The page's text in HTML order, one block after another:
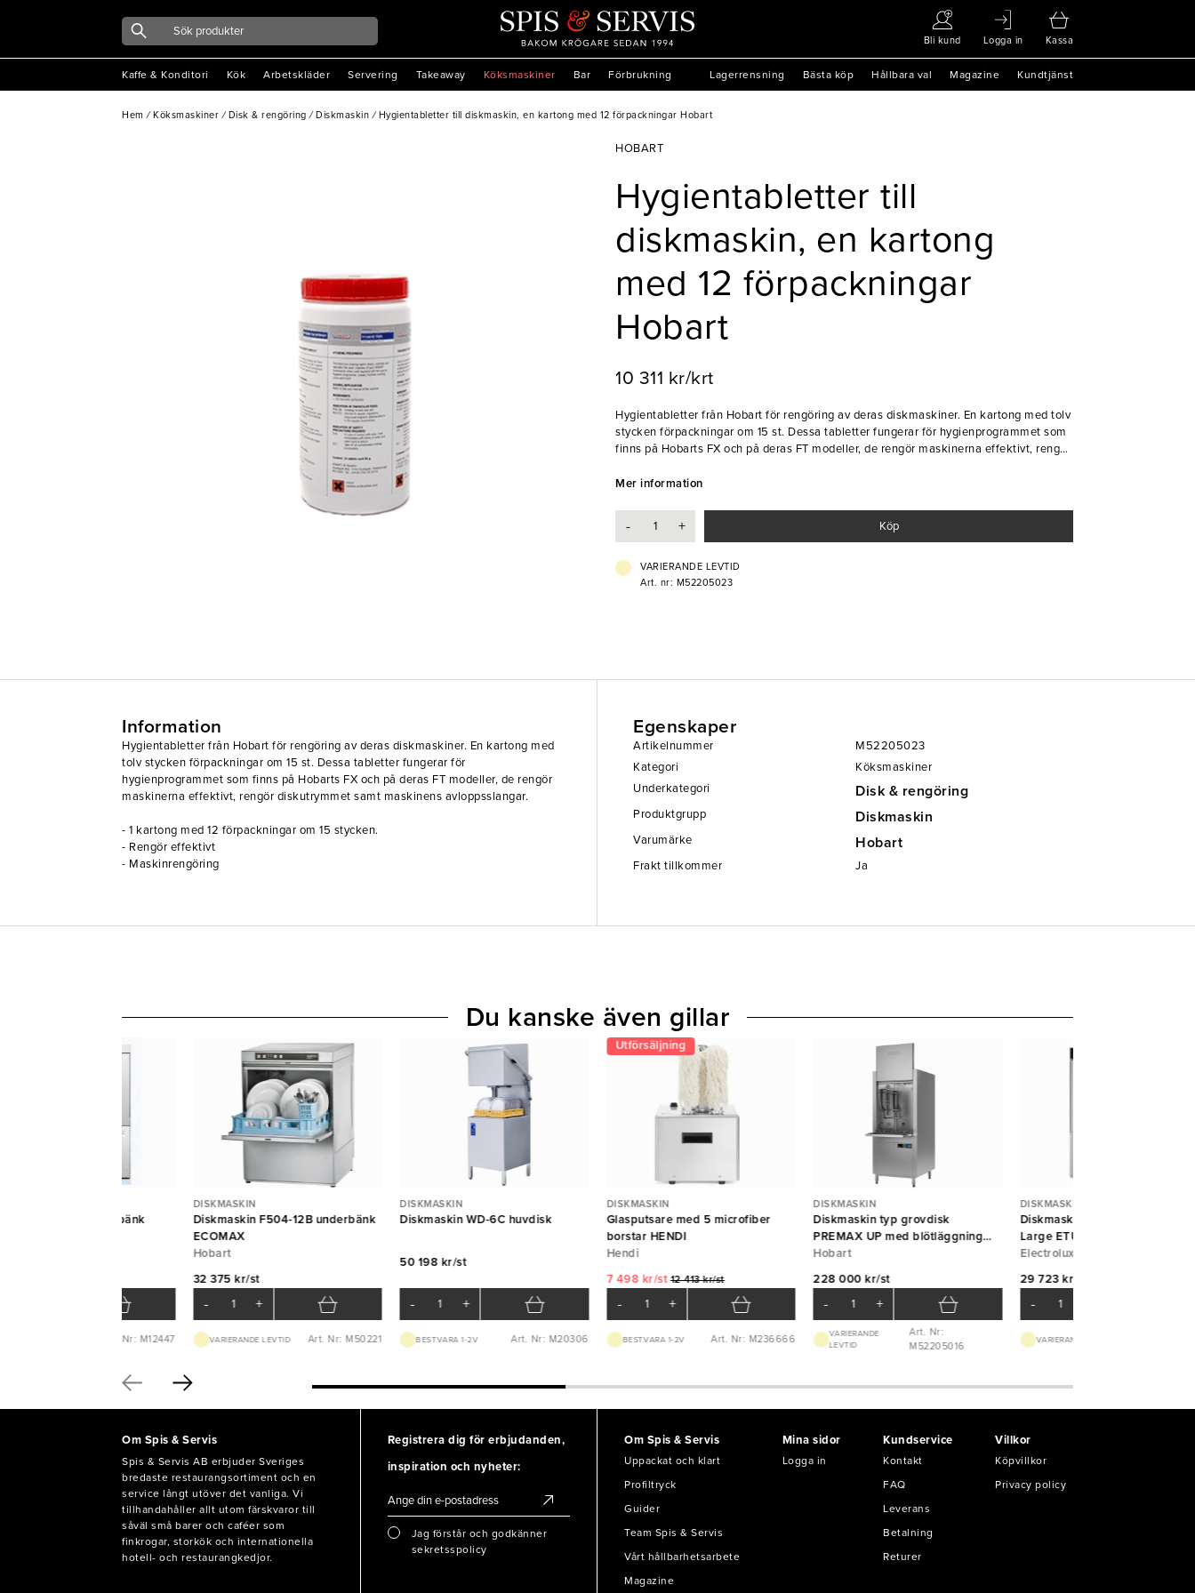
Bli kund Logga in Kassa
Kaffe & Konditori Kök Arbetskläder Servering Takeaway Köksmaskiner Bar Förbrukning Lagerrensning Bästa köp Hållbara val Magazine Kundtjänst
Hem / Köksmaskiner / Disk & rengöring / Diskmaskin / Hygientabletter till diskmaskin, en kartong med 12 förpackningar Hobart
HOBART
Hygientabletter till
diskmaskin, en kartong
med 12 förpackningar
Hobart
10 311 kr/krt
Hygientabletter från Hobart för rengöring av deras diskmaskiner. En kartong med tolv
stycken förpackningar om 15 st. Dessa tabletter fungerar för hygienprogrammet som
finns på Hobarts FX och på deras FT modeller, de rengör maskinerna effektivt, rengör
- Maskinrengöring
Mer information
- + Köp
VARIERANDE LEVTID
Art. nr: M52205023
Information
Hygientabletter från Hobart för rengöring av deras diskmaskiner. En kartong med
tolv stycken förpackningar om 15 st. Dessa tabletter fungerar för
hygienprogrammet som finns på Hobarts FX och på deras FT modeller, de rengör
maskinerna effektivt, rengör disk­utrymmet samt maskinens avloppsslangar.
- 1 kartong med 12 förpackningar om 15 stycken.
- Rengör effektivt
- Maskinrengöring
Egenskaper
Artikelnummer
M52205023
Kategori
Köksmaskiner
Underkategori
Disk & rengöring
Produktgrupp Diskmaskin
Varumärke Hobart
Frakt tillkommer Ja
PF45 underbänk
Art. Nr: M12447
DISKMASKIN
Diskmaskin F504-12B underbänk
ECOMAX
Hobart
32 375 kr/st
- +
VARIERANDE LEVTID Art. Nr: M50221
DISKMASKIN
Diskmaskin WD-6C huvdisk
50 198 kr/st
- +
BEST.VARA 1-2V Art. Nr: M20306
Utförsäljning
DISKMASKIN
Glasputsare med 5 microfiber
borstar HENDI
Hendi
7 498 kr/st12 413 kr/st
- +
BEST.VARA 1-2V Art. Nr: M236666
DISKMASKIN
Diskmaskin typ grovdisk
PREMAX UP med blötläggning
(ånga och kem) Hobart
Hobart
228 000 kr/st
- +
VARIERANDE
LEVTID
Art. Nr:
M52205016
DISKMASKIN
Diskmaskin underbänk NeoBlue
Large ETUCLG3 3-fas
Professional
Electrolux Professional
29 723 kr/st
-
VARIERANDE LEVTID
Du kanske även gillar
Om Spis & Servis
Spis & Servis AB erbjuder Sveriges
bredaste restaurangsortiment och en
service långt utöver det vanliga. Vi
tillhandahåller allt utom färskvaror till
såväl små barer och caféer som
finkrogar, storkök och internationella
hotell- och restaurangkedjor.
Registrera dig för erbjudanden,
inspiration och nyheter:
Jag förstår och godkänner
sekretsspolicy
Om Spis & Servis
Uppackat och klart
Profiltryck
Guider
Team Spis & Servis
Vårt hållbarhetsarbete
Magazine
Mina sidor
Logga in
Kundservice
Kontakt
FAQ
Leverans
Betalning
Returer
Villkor
Köpvillkor
Privacy policy